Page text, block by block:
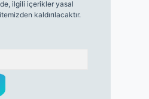
ilgili içerikler yasal
kaldırılacaktır.